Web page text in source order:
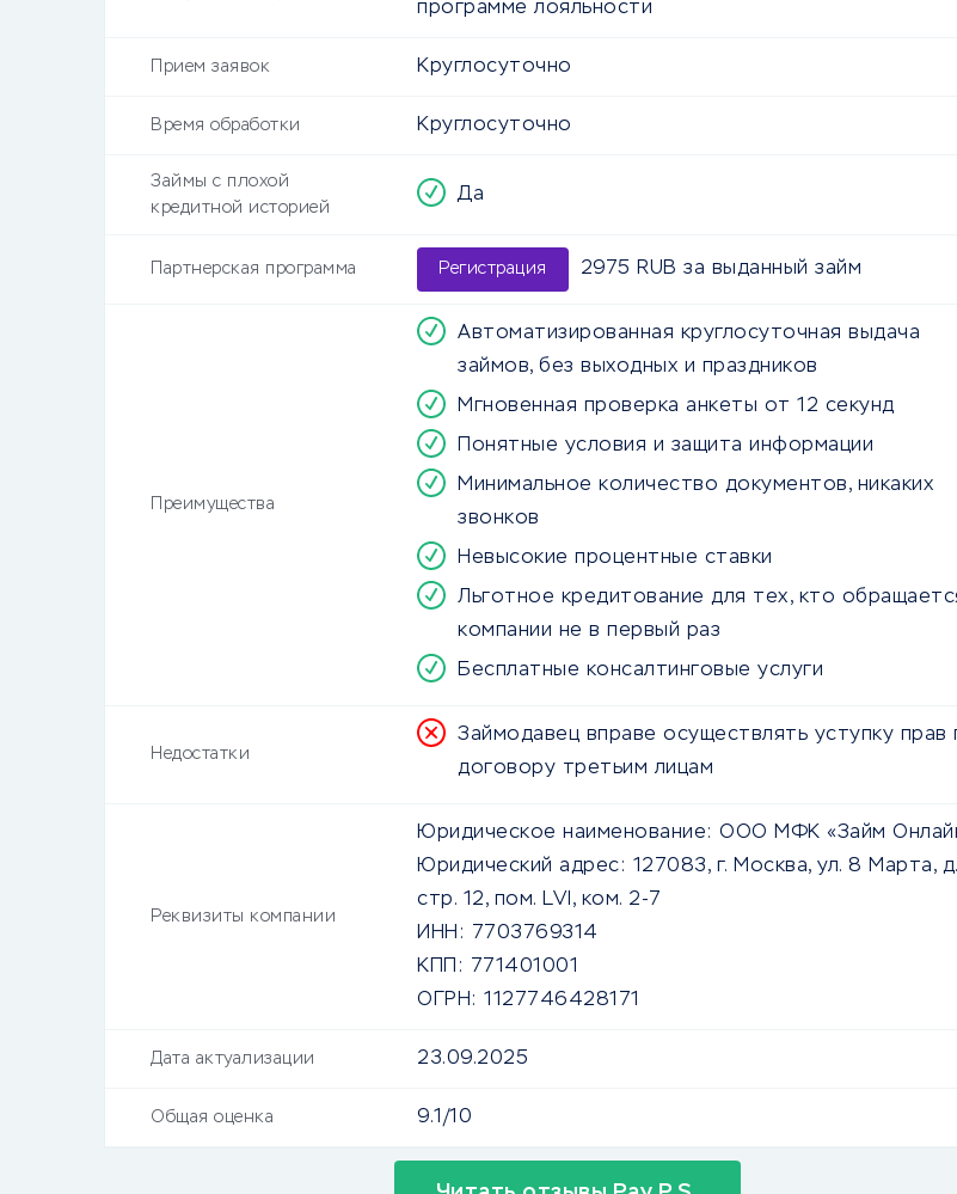
программе лояльности
Прием заявок Круглосуточно
Время обработки Круглосуточно
Займы с плохой
кредитной историей
Да
Партнерская программа Регистрация 2975 RUB за выданный займ
Преимущества
Автоматизированная круглосуточная выдача
займов, без выходных и праздников
Мгновенная проверка анкеты от 12 секунд
Понятные условия и защита информации
Минимальное количество документов, никаких
звонков
Невысокие процентные ставки
Льготное кредитование для тех, кто
компании не в первый раз
Бесплатные консалтинговые услуги
Недостатки
Займодавец вправе осуществлять уступку прав
договору третьим лицам
Реквизиты компании
Юридическое наименование: ООО МФК «Займ
Юридический адрес: 127083, г. Москва, ул. 8 Марта, д.
стр. 12, пом. LVI, ком. 2-7
ИНН:
7703769314
КПП:
771401001
ОГРН: 1127746428171
Дата актуализации 23.09.2025
Общая оценка 9.1/10